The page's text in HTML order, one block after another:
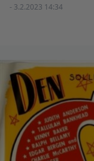
- 3.2.2023 14:34